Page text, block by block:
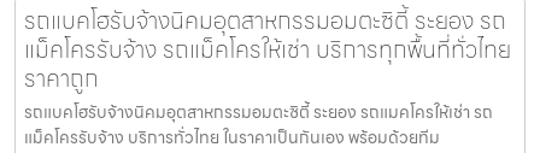
รถแบคโฮรับจ้างนิคมอุตสาหกรรมอมตะซิตี้ ระยอง รถ
แม็คโครรับจ้าง รถแม็คโครให้เช่า บริการทุกพื้นที่ทั่วไทย
ราคาถูก
รถแบคโฮรับจ้างนิคมอุตสาหกรรมอมตะซิตี้ ระยอง รถแมคโครให้เช่า รถ
แม็คโครรับจ้าง บริการทั่วไทย ในราคาเป็นกันเอง พร้อมด้วยทีม